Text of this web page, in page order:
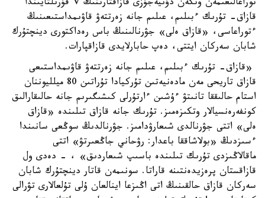
توراعالىعىمەن وتكەن دۇنيەجۇزى قازاقتارىنىڭ V قۇرىلتايىندا
قازاق- تۇرىك ءبىلىم، عىلىم جانە زەرتتەۋ قاۋىمداستىعىنىڭ
ءتوراعاسى، «قازاق ەلى» جۋرنالىنىڭ باس رەداكتورى دينچتۇرك
شابان سەركان ايتتى، دەپ حابارلايدى قازاقپارات.
«قازاق- تۇرىك ءبىلىم، عىلىم جانە زەرتتەۋ قاۋىمداستىعى
قازاق تاريحى مەن مادەنيەتىن تۇركيادا تۇراتىن 80 ميلليوننان
استام حالىققا تانىتۋ ءۇشىن ءارتۇرلى كىشىگىرىم جانە حالىقارالىق
كونفەرەنسيالار وتكىزەمىز. تۇرىك جانە قازاق تىلىندە «قازاق
ەلى» اتتى جۋرنالدى شىعارۋدامىز. جۋرنالدىڭ سوڭعى سانىندا
ءسىزدىڭ «بولاشاققا باعدار: رۋحاني جاڭعىرتۋ» اتتى
ماقالاڭىزدى تۇرىك تىلىندە باسىپ شىعاردىق» ، - دەدى ول
قازاقستان پرەزيدەنتىنە قاراتا. سونىمەن قاتار دينچتۇرك شابان
سەركان قازاق حالقىنىڭ اتى اڭىزعا اينالعان ۇلى تۇلعالارى تۋرالى